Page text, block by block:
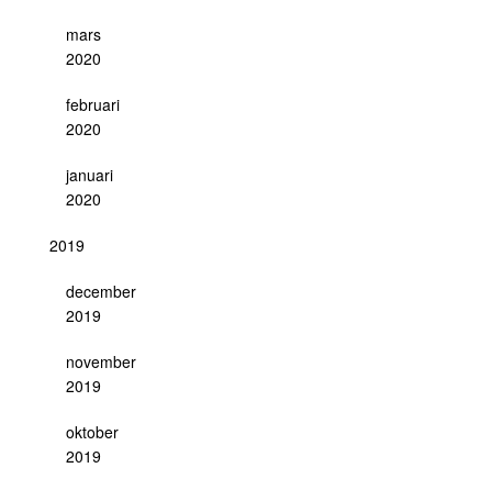
mars
2020
februari
2020
januari
2020
2019
december
2019
november
2019
oktober
2019